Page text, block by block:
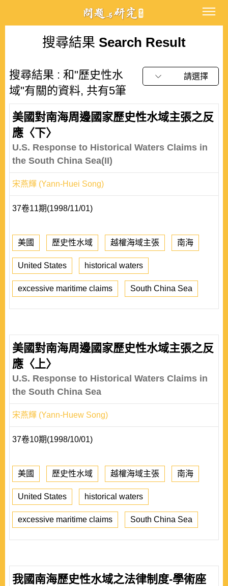
搜尋結果 Search Result
搜尋結果 : 和"歷史性水
域"有關的資料, 共有5筆
請選擇
美國對南海周邊國家歷史性水域主張之反
應〈下〉
U.S. Response to Historical Waters Claims in
the South China Sea(II)
宋燕輝 (Yann-Huei Song)
37卷11期(1998/11/01)
美國 歷史性水域 越權海域主張 南海
United States historical waters
excessive maritime claims South China Sea
美國對南海周邊國家歷史性水域主張之反
應〈上〉
U.S. Response to Historical Waters Claims in
the South China Sea
宋燕輝 (Yann-Huew Song)
37卷10期(1998/10/01)
美國 歷史性水域 越權海域主張 南海
United States historical waters
excessive maritime claims South China Sea
我國南海歷史性水域之法律制度-學術座